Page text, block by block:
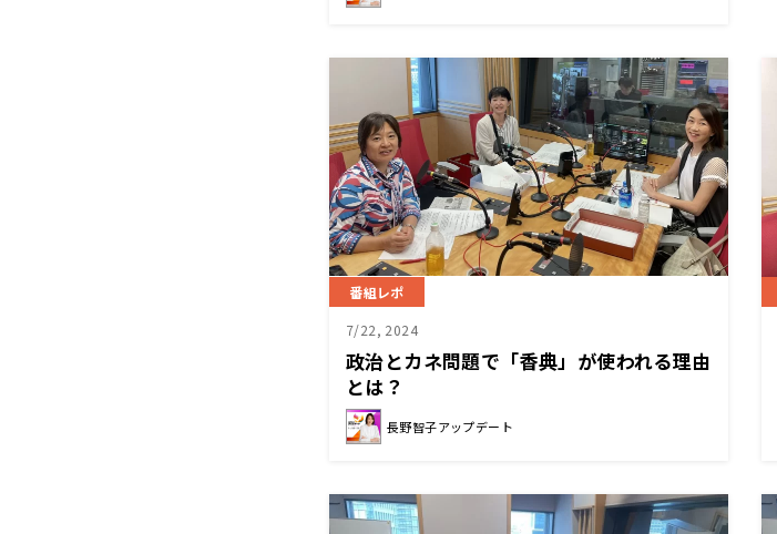
番組レポ
7/22, 2024
政治とカネ問題で「香典」が使われる理由
とは？
長野智子アップデート